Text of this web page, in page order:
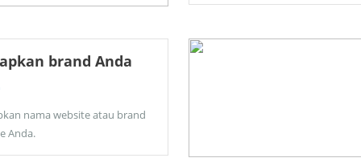
brand Anda
nama website atau brand
Anda.